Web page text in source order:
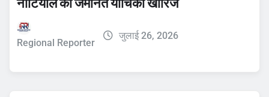
Regional Reporter
जुलाई 26, 2026